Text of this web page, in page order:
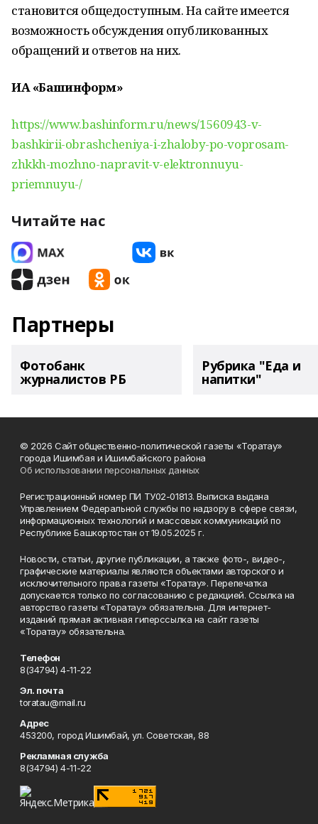
становится общедоступным. На сайте имеется
возможность обсуждения опубликованных
обращений и ответов на них.
ИА «Башинформ»
https://www.bashinform.ru/news/1560943-v-
bashkirii-obrashcheniya-i-zhaloby-po-voprosam-
zhkkh-mozhno-napravit-v-elektronnuyu-
priemnuyu-/
Читайте нас
Партнеры
Фотобанк
журналистов РБ
Рубрика "Еда и
напитки"
© 2026 Сайт общественно-политической газеты «Торатау»
города Ишимбая и Ишимбайского района
Об использовании персональных данных
Регистрационный номер ПИ ТУ02-01813. Выписка выдана
Управлением Федеральной службы по надзору в сфере связи,
информационных технологий и массовых коммуникаций по
Республике Башкортостан от 19.05.2025 г.
Новости, статьи, другие публикации, а также фото-, видео-,
графические материалы являются объектами авторского и
исключительного права газеты «Торатау». Перепечатка
допускается только по согласованию с редакцией. Ссылка на
авторство газеты «Торатау» обязательна. Для интернет-
изданий прямая активная гиперссылка на сайт газеты
«Торатау» обязательна.
Телефон
8(34794) 4-11-22
Эл. почта
toratau@mail.ru
Адрес
453200, город Ишимбай, ул. Советская, 88
Рекламная служба
8(34794) 4-11-22